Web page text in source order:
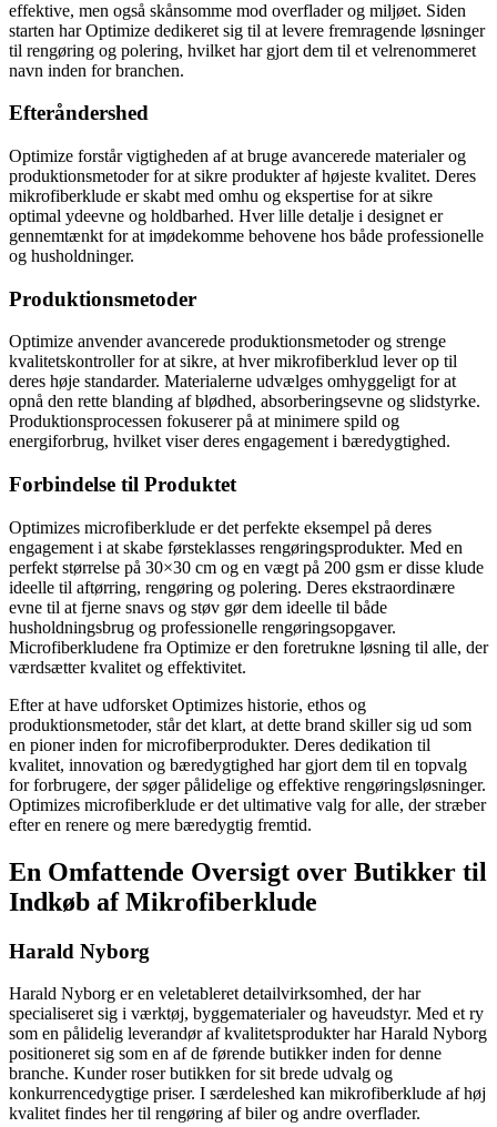
effektive, men også skånsomme mod overflader og miljøet. Siden
starten har Optimize dedikeret sig til at levere fremragende løsninger
til rengøring og polering, hvilket har gjort dem til et velrenommeret
navn inden for branchen.
Efteråndershed
Optimize forstår vigtigheden af at bruge avancerede materialer og
produktionsmetoder for at sikre produkter af højeste kvalitet. Deres
mikrofiberklude er skabt med omhu og ekspertise for at sikre
optimal ydeevne og holdbarhed. Hver lille detalje i designet er
gennemtænkt for at imødekomme behovene hos både professionelle
og husholdninger.
Produktionsmetoder
Optimize anvender avancerede produktionsmetoder og strenge
kvalitetskontroller for at sikre, at hver mikrofiberklud lever op til
deres høje standarder. Materialerne udvælges omhyggeligt for at
opnå den rette blanding af blødhed, absorberingsevne og slidstyrke.
Produktionsprocessen fokuserer på at minimere spild og
energiforbrug, hvilket viser deres engagement i bæredygtighed.
Forbindelse til Produktet
Optimizes microfiberklude er det perfekte eksempel på deres
engagement i at skabe førsteklasses rengøringsprodukter. Med en
perfekt størrelse på 30×30 cm og en vægt på 200 gsm er disse klude
ideelle til aftørring, rengøring og polering. Deres ekstraordinære
evne til at fjerne snavs og støv gør dem ideelle til både
husholdningsbrug og professionelle rengøringsopgaver.
Microfiberkludene fra Optimize er den foretrukne løsning til alle, der
værdsætter kvalitet og effektivitet.
Efter at have udforsket Optimizes historie, ethos og
produktionsmetoder, står det klart, at dette brand skiller sig ud som
en pioner inden for microfiberprodukter. Deres dedikation til
kvalitet, innovation og bæredygtighed har gjort dem til en topvalg
for forbrugere, der søger pålidelige og effektive rengøringsløsninger.
Optimizes microfiberklude er det ultimative valg for alle, der stræber
efter en renere og mere bæredygtig fremtid.
En Omfattende Oversigt over Butikker til
Indkøb af Mikrofiberklude
Harald Nyborg
Harald Nyborg er en veletableret detailvirksomhed, der har
specialiseret sig i værktøj, byggematerialer og haveudstyr. Med et ry
som en pålidelig leverandør af kvalitetsprodukter har Harald Nyborg
positioneret sig som en af de førende butikker inden for denne
branche. Kunder roser butikken for sit brede udvalg og
konkurrencedygtige priser. I særdeleshed kan mikrofiberklude af høj
kvalitet findes her til rengøring af biler og andre overflader.